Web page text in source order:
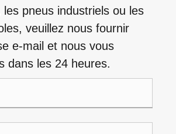
les pneus industriels ou les
veuillez nous fournir
e-mail et nous vous
dans les 24 heures.